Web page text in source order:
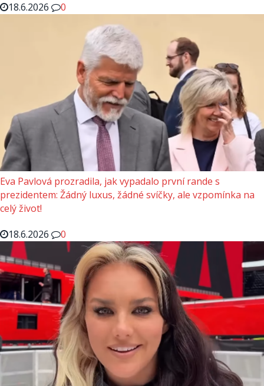
18.6.2026
0
Eva Pavlová prozradila, jak vypadalo první rande s
prezidentem: Žádný luxus, žádné svíčky, ale vzpomínka na
celý život!
18.6.2026
0